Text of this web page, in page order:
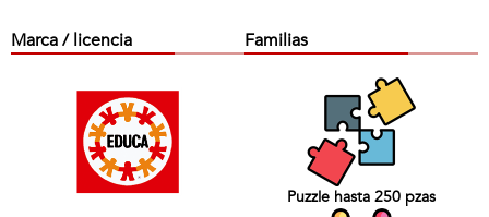
Marca / licencia Familias
Puzzle hasta 250 pzas